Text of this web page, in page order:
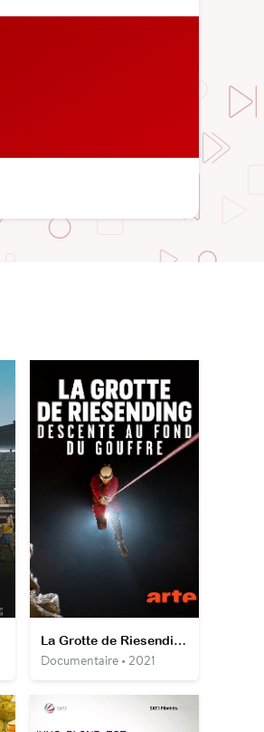
La Grotte de Riesending - Descente au fond du gouffre
Documentaire • 2021